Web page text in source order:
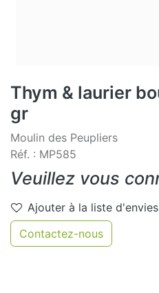
Thym & laurier
gr
Moulin des Peupliers
Réf. : MP585
Veuillez vous
Ajouter à la liste d'envies
Contactez-nous